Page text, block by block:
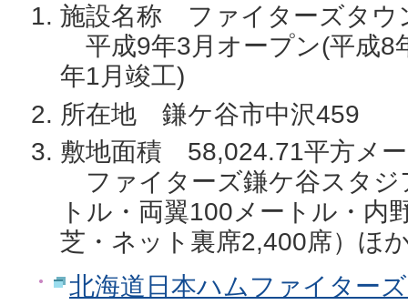
施設名称 ファイターズタウ
平成9年3月オープン(平成8
年1月竣工)
所在地 鎌ケ谷市中沢459
敷地面積 58,024.71平方メ
ファイターズ鎌ケ谷スタジ
トル・両翼100メートル・内
芝・ネット裏席2,400席）ほ
北海道日本ハムファイター